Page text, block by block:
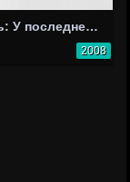
Скорость: У последней черты
2008